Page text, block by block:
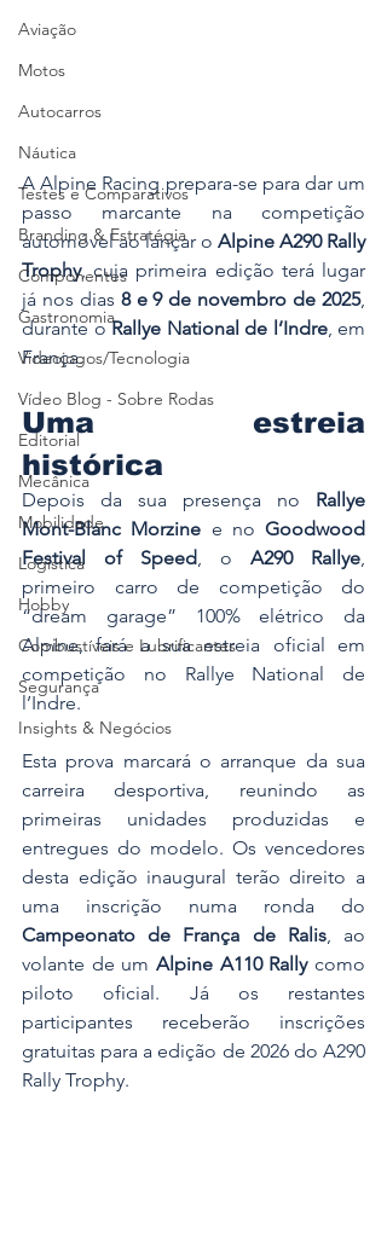
Aviação
Motos
Autocarros
Náutica
Testes e Comparativos
Branding & Estratégia
Componentes
Gastronomia
Videojogos/Tecnologia
Vídeo Blog - Sobre Rodas
Editorial
Mecânica
Mobilidade
Logística
Hobby
Combustíveis e Lubrificantes
Segurança
Insights & Negócios
A Alpine Racing prepara-se para dar um
passo marcante na competição
automóvel ao lançar o Alpine A290 Rally
Trophy, cuja primeira edição terá lugar
já nos dias 8 e 9 de novembro de 2025,
durante o Rallye National de l’Indre, em
França.
Uma estreia
histórica
Depois da sua presença no Rallye
Mont-Blanc Morzine e no Goodwood
Festival of Speed , o A290 Rallye
primeiro carro de competição do
“dream garage” 100% elétrico da
Alpine, fará a sua estreia oficial em
competição no Rallye National de
l’Indre.
Esta prova marcará o arranque da sua
carreira desportiva, reunindo as
primeiras unidades produzidas e
entregues do modelo. Os vencedores
desta edição inaugural terão direito a
Campeonato de França de Ralis, ao
volante de um Alpine A110 Rally como
piloto oficial. Já os restantes
participantes receberão inscrições
gratuitas para a edição de 2026 do A290
Rally Trophy.